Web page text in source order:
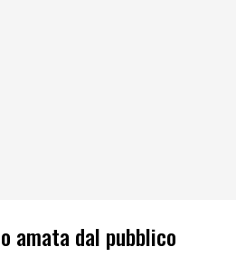
amata dal pubblico